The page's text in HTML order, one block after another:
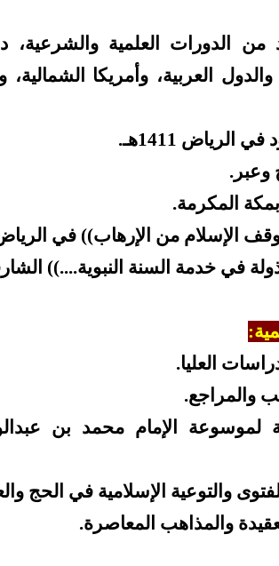
الدورات العلمية والشرعية،
والدول العربية، وأمريكا الشمالية،
الرياض 1411هـ.
وعبر.
المكرمة.
الإسلام من الإرهاب)) في الرياض
في خدمة السنة النبوية....)) الشارقة
العليا.
والمراجع.
لموسوعة الإمام محمد بن
والتوعية الإسلامية في الحج
والمذاهب المعاصرة.